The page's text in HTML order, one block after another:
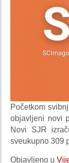
Početkom
objavljeni novi
Novi SJR
sveukupno 309
Objavljeno u